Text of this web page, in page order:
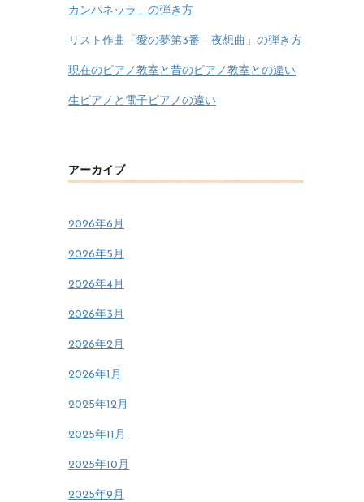
カンパネッラ」の弾き方
リスト作曲「愛の夢第3番 夜想曲」の弾き方
現在のピアノ教室と昔のピアノ教室との違い
生ピアノと電子ピアノの違い
アーカイブ
2026年6月
2026年5月
2026年4月
2026年3月
2026年2月
2026年1月
2025年12月
2025年11月
2025年10月
2025年9月